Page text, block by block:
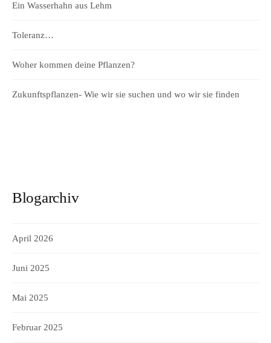
Ein Wasserhahn aus Lehm
Toleranz…
Woher kommen deine Pflanzen?
Zukunftspflanzen- Wie wir sie suchen und wo wir sie finden
Blogarchiv
April 2026
Juni 2025
Mai 2025
Februar 2025